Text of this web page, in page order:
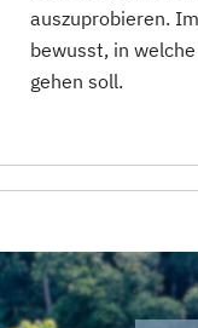
auszuprobieren.
bewusst, in
gehen soll.